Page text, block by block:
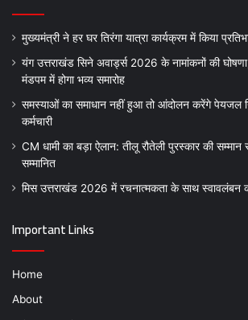
मुख्यमंत्री ने हर घर तिरंगा यात्रा कार्यक्रम में किया
यंग उत्तराखंड सिने अवार्ड्स 2026 के नामांकनों की
मंडपम में होगा भव्य समारोह
समस्याओं का समाधान नहीं हुआ तो आंदोलन करेंगे पेयजल
कर्मचारी
CM धामी का बड़ा ऐलान: तीलू रौतेली पुरस्कार की सम्मान
सम्मानित
मिस उत्तराखंड 2026 में रचनात्मकता के साथ स्वावलंबन
Important Links
Home
About